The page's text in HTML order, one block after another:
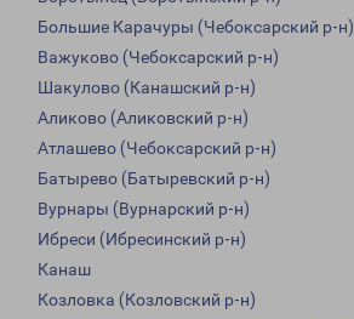
Большие Карачуры (Чебоксарский р-н)
Важуково (Чебоксарский р-н)
Шакулово (Канашский р-н)
Аликово (Аликовский р-н)
Атлашево (Чебоксарский р-н)
Батырево (Батыревский р-н)
Вурнары (Вурнарский р-н)
Ибреси (Ибресинский р-н)
Канаш
Козловка (Козловский р-н)